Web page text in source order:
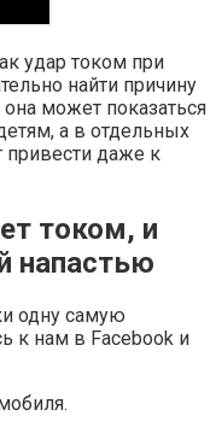
удар током при
найти причину
может показаться
а в отдельных
привести даже к
током, и
напастью
одну самую
к нам в Facebook и